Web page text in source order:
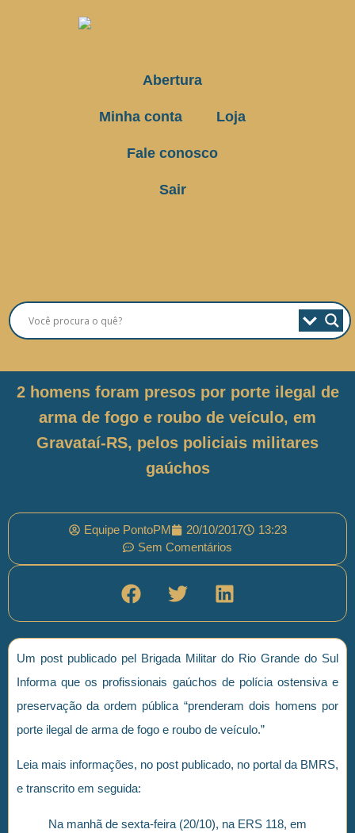
Abertura
Minha conta Loja
Fale conosco
Sair
2 homens foram presos por porte ilegal de
arma de fogo e roubo de veículo, em
Gravataí-RS, pelos policiais militares
gaúchos
Equipe PontoPM 20/10/2017
13:23
Sem Comentários
Um post publicado pel Brigada Militar do Rio Grande do Sul
Informa que os profissionais gaúchos de polícia ostensiva e
preservação da ordem pública “prenderam dois homens por
porte ilegal de arma de fogo e roubo de veículo.”
Leia mais informações, no post publicado, no portal da BMRS,
e transcrito em seguida:
Na manhã de sexta-feira (20/10), na ERS 118, em